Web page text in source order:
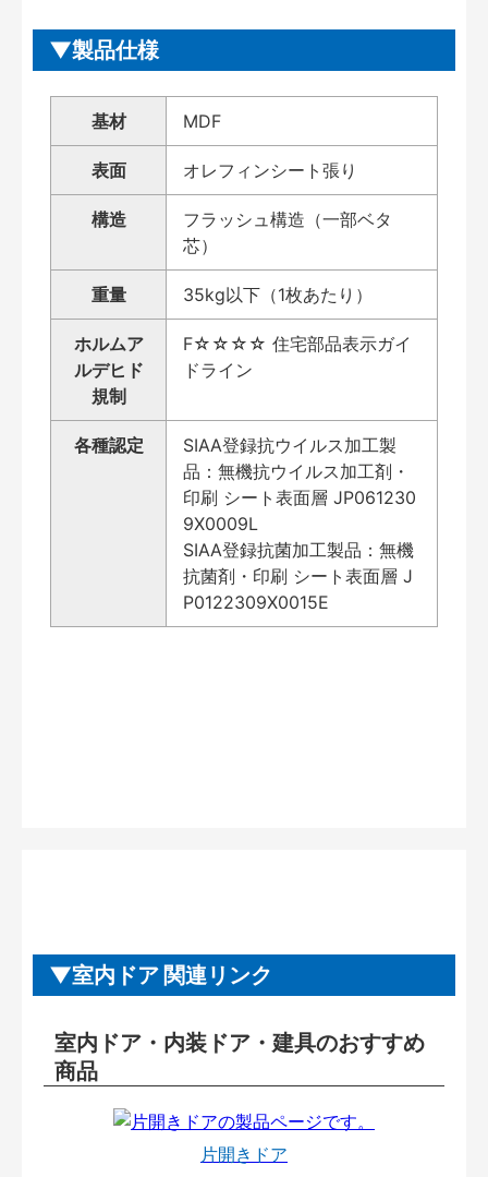
製品仕様
基材 MDF
表面 オレフィンシート張り
構造
フラッシュ構造（一部ベタ
芯）
重量 35kg以下（1枚あたり）
ホルムア
ルデヒド
規制
F☆☆☆☆ 住宅部品表示ガイ
ドライン
各種認定
SIAA登録抗ウイルス加工製
品：無機抗ウイルス加工剤・
印刷 シート表面層 JP061230
9X0009L
SIAA登録抗菌加工製品：無機
抗菌剤・印刷 シート表面層 J
P0122309X0015E
室内ドア 関連リンク
室内ドア・内装ドア・建具のおすすめ
商品
片開きドア